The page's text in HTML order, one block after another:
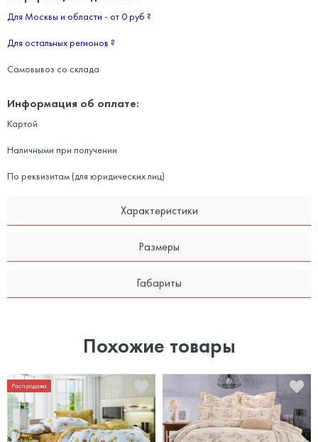
Для Москвы и области - от 0 руб ?
Для остальных регионов ?
Самовывоз со склада
Информация об оплате:
Картой
Наличными при получении
По реквизитам (для юридических лиц)
Характеристики
Размеры
Габариты
Похожие товары
Распродажа